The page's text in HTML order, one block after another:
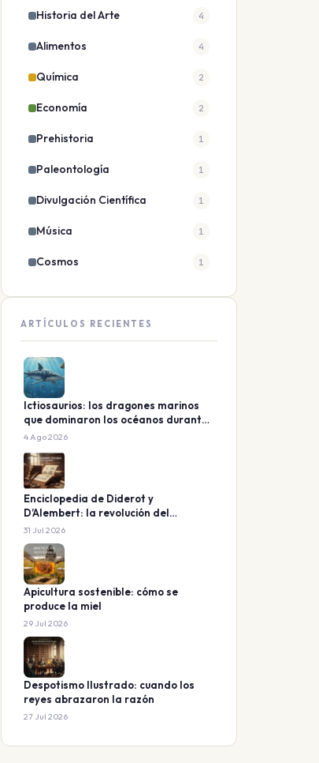
Historia del Arte 4
Alimentos 4
Química 2
Economía 2
Prehistoria 1
Paleontología 1
Divulgación Científica 1
Música 1
Cosmos 1
ARTÍCULOS RECIENTES
Ictiosaurios: los dragones marinos
que dominaron los océanos durante
160 millones de años
4 Ago 2026
Enciclopedia de Diderot y
D’Alembert: la revolución del
conocimiento
31 Jul 2026
Apicultura sostenible: cómo se
produce la miel
29 Jul 2026
Despotismo Ilustrado: cuando los
reyes abrazaron la razón
27 Jul 2026